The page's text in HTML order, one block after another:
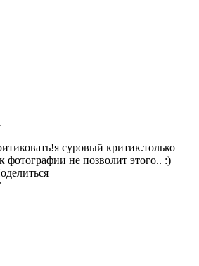
суровый критик.только
фотографии не позволит этого.. :)